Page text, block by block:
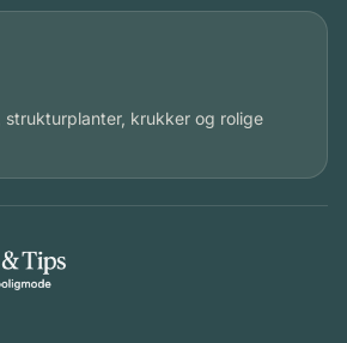
krukker og rolige